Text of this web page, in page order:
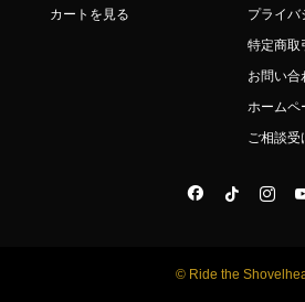
カートを見る
プライバ
特定商取
お問い合
ホームペ
ご相談受
© Ride the